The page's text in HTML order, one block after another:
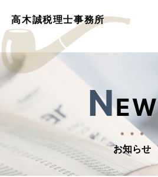
高木誠税理士事務所
N
お知らせ